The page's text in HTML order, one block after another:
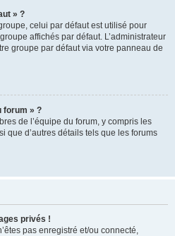
» ?
celui par défaut est utilisé pour
affichés par défaut. L’administrateur
groupe par défaut via votre panneau de
forum » ?
de l’équipe du forum, y compris les
que d’autres détails tels que les forums
privés !
pas enregistré et/ou connecté,